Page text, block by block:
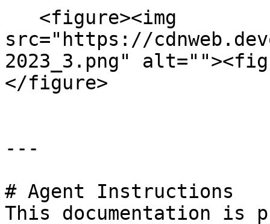
src="https://
2023_3.png"
</figure>
---
# Agent Instructions
This documentation is